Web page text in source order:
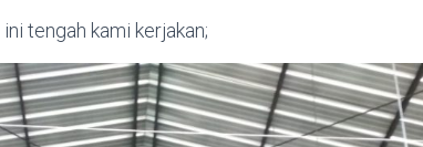
tengah kami kerjakan;